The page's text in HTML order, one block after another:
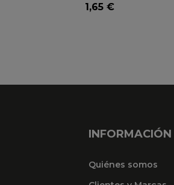
1,65 €
INFORMACIÓN
Quiénes somos